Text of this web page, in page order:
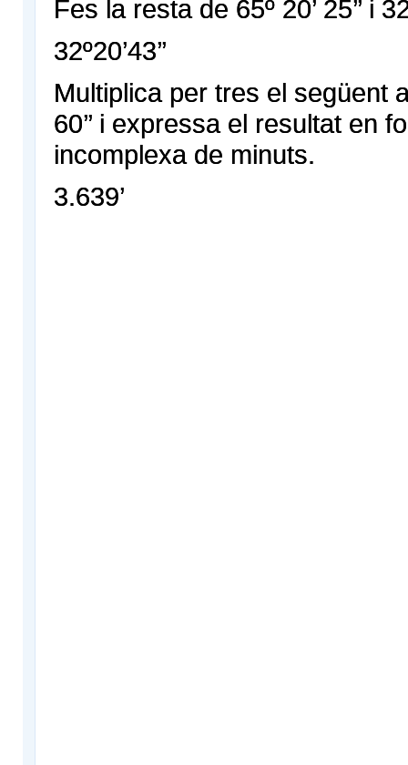
Fes la resta de 65º 20’ 25’’ i
32º20’43’’
Multiplica per tres el següent
60’’ i expressa el resultat en
incomplexa de minuts.
3.639’